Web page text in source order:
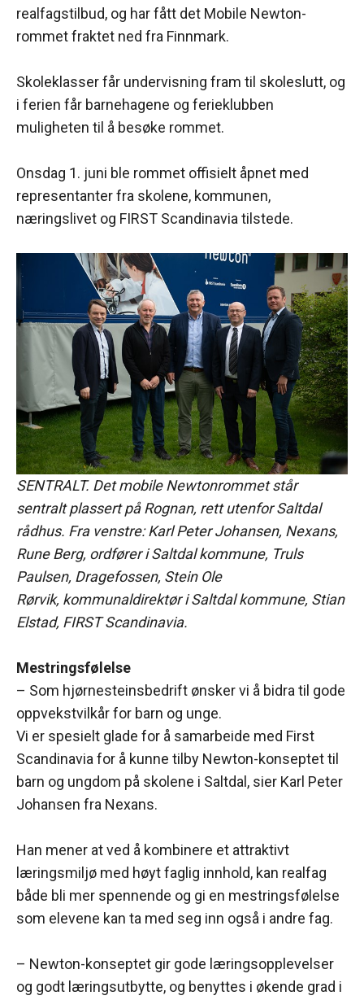
realfagstilbud, og har fått det Mobile Newton-
rommet fraktet ned fra Finnmark.
Skoleklasser får undervisning fram til skoleslutt, og
i ferien får barnehagene og ferieklubben
muligheten til å besøke rommet.
Onsdag 1. juni ble rommet offisielt åpnet med
representanter fra skolene, kommunen,
næringslivet og FIRST Scandinavia tilstede.
SENTRALT. Det mobile Newtonrommet står
sentralt plassert på Rognan, rett utenfor Saltdal
rådhus. Fra venstre: Karl Peter Johansen, Nexans,
Rune Berg, ordfører i Saltdal kommune, Truls
Paulsen, Dragefossen, Stein Ole
Rørvik, kommunaldirektør i Saltdal kommune, Stian
Elstad, FIRST Scandinavia.
Mestringsfølelse
– Som hjørnesteinsbedrift ønsker vi å bidra til gode
oppvekstvilkår for barn og unge.
Vi er spesielt glade for å samarbeide med First
Scandinavia for å kunne tilby Newton-konseptet til
barn og ungdom på skolene i Saltdal, sier Karl Peter
Johansen fra Nexans.
Han mener at ved å kombinere et attraktivt
læringsmiljø med høyt faglig innhold, kan realfag
både bli mer spennende og gi en mestringsfølelse
som elevene kan ta med seg inn også i andre fag.
– Newton-konseptet gir gode læringsopplevelser
og godt læringsutbytte, og benyttes i økende grad i